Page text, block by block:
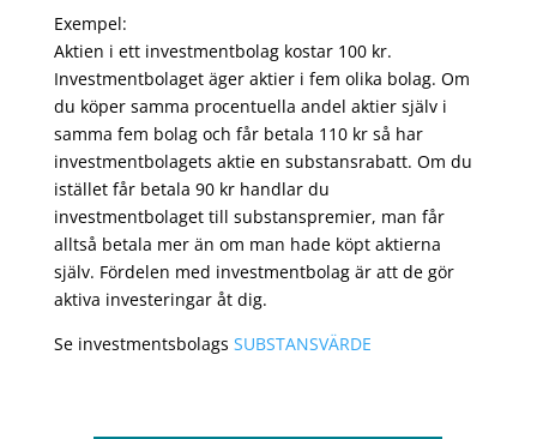
Exempel:
Aktien i ett investmentbolag kostar 100 kr.
Investmentbolaget äger aktier i fem olika bolag. Om
du köper samma procentuella andel aktier själv i
samma fem bolag och får betala 110 kr så har
investmentbolagets aktie en substansrabatt. Om du
istället får betala 90 kr handlar du
investmentbolaget till substanspremier, man får
alltså betala mer än om man hade köpt aktierna
själv. Fördelen med investmentbolag är att de gör
aktiva investeringar åt dig.
Se investmentsbolags SUBSTANSVÄRDE